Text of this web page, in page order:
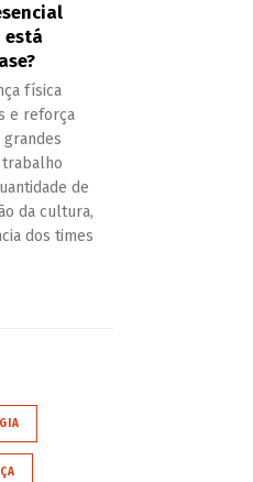
está
física
e reforça
grandes
trabalho
de
da cultura,
dos times